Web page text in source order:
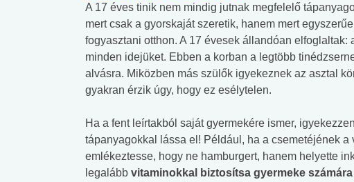
A 17 éves tinik nem mindig jutnak megfelelő
mert csak a gyorskaját szeretik, hanem mert
fogyasztani otthon. A 17 évesek állandóan
minden idejüket. Ebben a korban a legtöbb
alvásra. Miközben más szülők igyekeznek az asztal
gyakran érzik úgy, hogy ez esélytelen.
Ha a fent leírtakból saját gyermekére ismer,
tápanyagokkal lássa el! Például, ha a csemetéjének a
emlékeztesse, hogy ne hamburgert, hanem helyette
legalább vitaminokkal biztosítsa gyermeke
Mekkora az ökológiai
lábnyomod?
Elsősegély
tudásteszt